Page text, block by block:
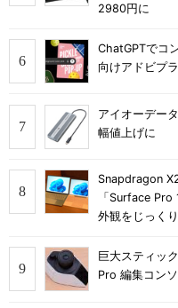
2980円に
ChatGPTでコ
向けアドビプ
アイオーデー
幅値上げに
Snapdragon
「Surface
外観をじっく
巨大スティッ
Pro 編集コン